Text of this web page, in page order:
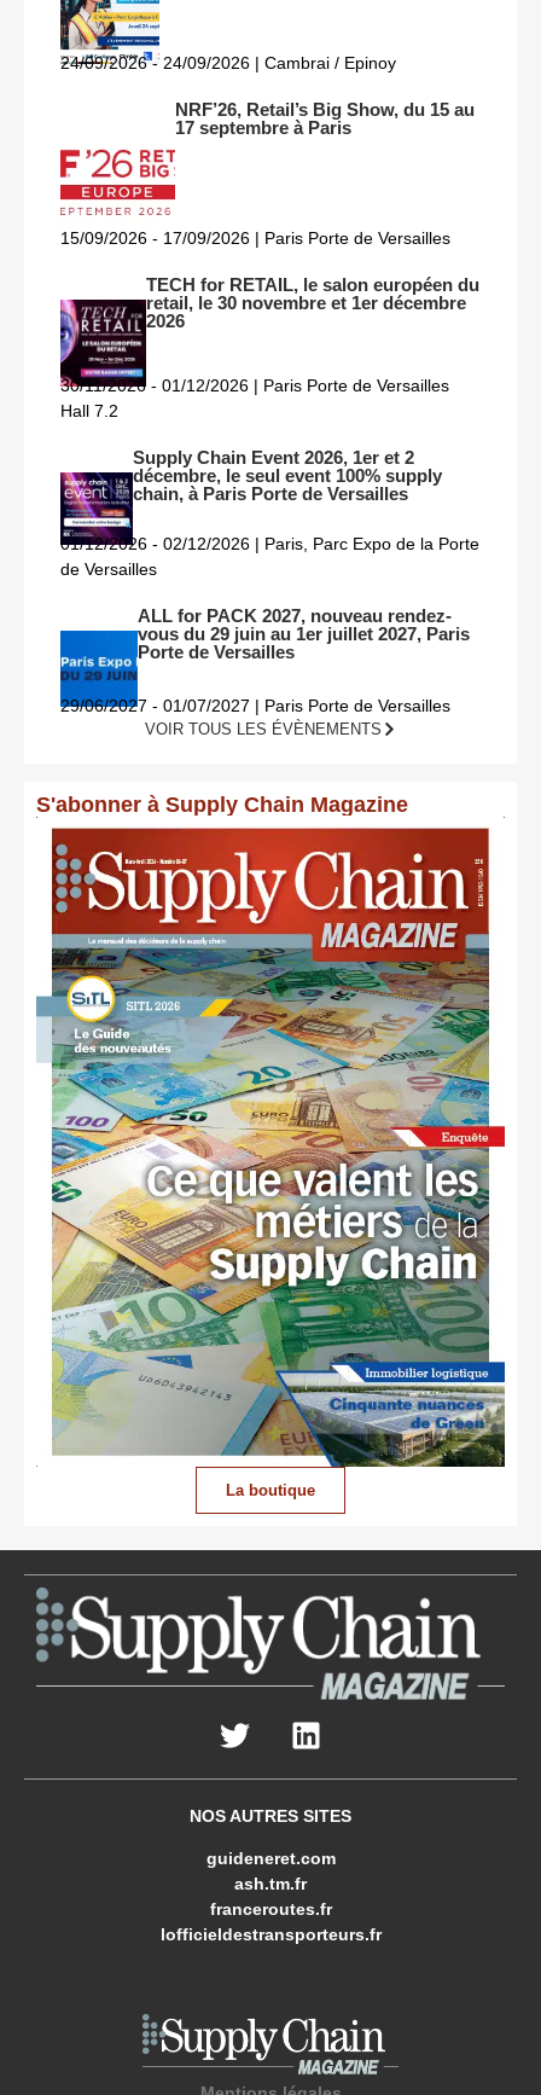
24/09/2026 - 24/09/2026 | Cambrai / Epinoy
NRF’26, Retail’s Big Show, du 15 au
17 septembre à Paris
15/09/2026 - 17/09/2026 | Paris Porte de Versailles
TECH for RETAIL, le salon européen du
retail, le 30 novembre et 1er décembre
2026
30/11/2026 - 01/12/2026 | Paris Porte de Versailles
Hall 7.2
Supply Chain Event 2026, 1er et 2
décembre, le seul event 100% supply
chain, à Paris Porte de Versailles
01/12/2026 - 02/12/2026 | Paris, Parc Expo de la Porte
de Versailles
ALL for PACK 2027, nouveau rendez-
vous du 29 juin au 1er juillet 2027, Paris
Porte de Versailles
29/06/2027 - 01/07/2027 | Paris Porte de Versailles
VOIR TOUS LES ÉVÈNEMENTS
S'abonner à Supply Chain Magazine
La boutique
NOS AUTRES SITES
guideneret.com
ash.tm.fr
franceroutes.fr
lofficieldestransporteurs.fr